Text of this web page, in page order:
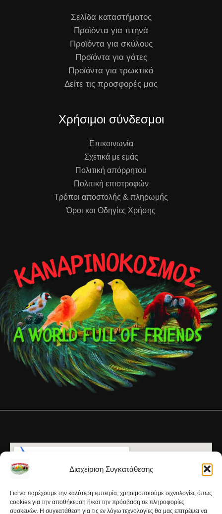
Διαχείριση Συγκατάθεσης
Για να παρέχουμε την καλύτερη εμπειρία, χρησιμοποιούμε τεχνολογίες όπως
cookies για την αποθήκευση ή/και την πρόσβαση σε πληροφορίες
συσκευών. Η συγκατάθεση για τις εν λόγω τεχνολογίες θα μας επιτρέψει να
Σελίδα καταστήματος
Προϊόντα για πτηνά
Προϊόντα για σκύλους
Προϊόντα για γάτες
Προϊόντα για τρωκτικά
Δείτε τις προσφορές μας
Χρήσιμοι σύνδεσμοι
Επικοινωνία
Σχετικά με εμάς
Πολιτική απόρρητου
Πολιτική επιστροφών
Τρόποι αποστολής & πληρωμής
Όροι και Οδηγίες Χρήσης